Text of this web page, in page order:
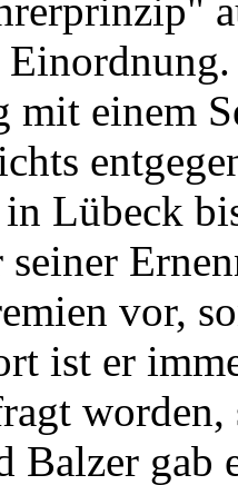
einem
Lübeck
vor,
ist er
Balzer gab